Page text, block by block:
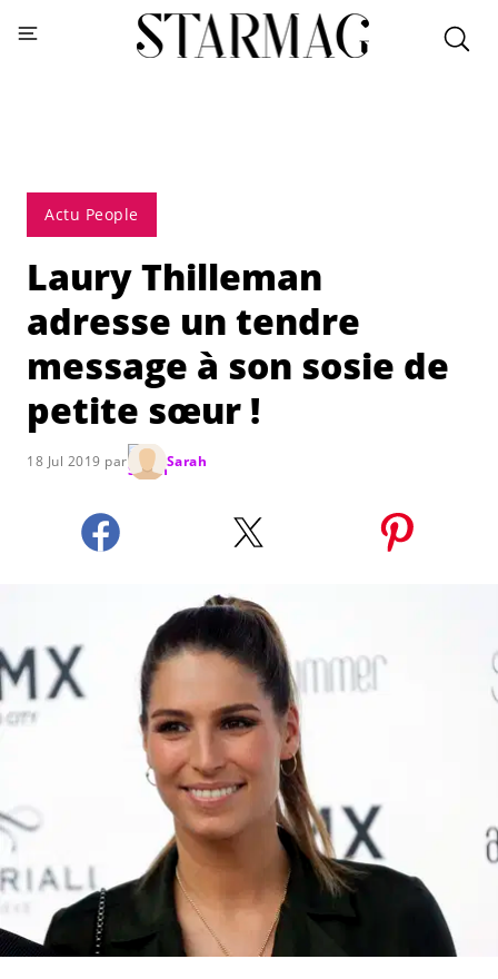
Actu People
Laury Thilleman
adresse un tendre
message à son sosie de
petite sœur !
18 Jul 2019 par Sarah